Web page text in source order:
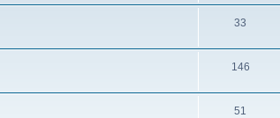
33
146
51